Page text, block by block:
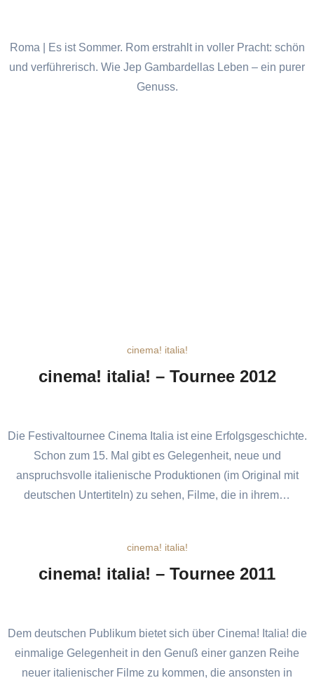
Roma | Es ist Sommer. Rom erstrahlt in voller Pracht: schön
und verführerisch. Wie Jep Gambardellas Leben – ein purer
Genuss.
cinema! italia!
cinema! italia! – Tournee 2012
Die Festivaltournee Cinema Italia ist eine Erfolgsgeschichte.
Schon zum 15. Mal gibt es Gelegenheit, neue und
anspruchsvolle italienische Produktionen (im Original mit
deutschen Untertiteln) zu sehen, Filme, die in ihrem…
cinema! italia!
cinema! italia! – Tournee 2011
Dem deutschen Publikum bietet sich über Cinema! Italia! die
einmalige Gelegenheit in den Genuß einer ganzen Reihe
neuer italienischer Filme zu kommen, die ansonsten in